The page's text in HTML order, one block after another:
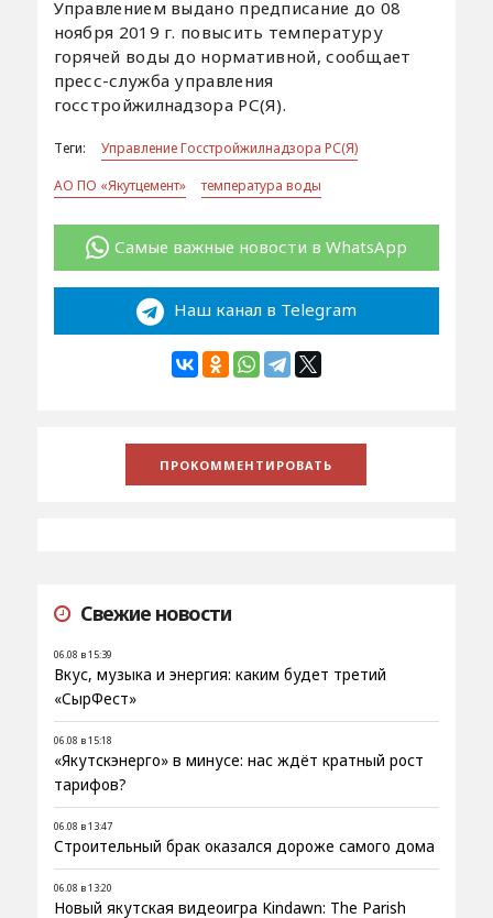
Управлением выдано предписание до 08
ноября 2019 г. повысить температуру
горячей воды до нормативной, сообщает
пресс-служба управления
госстройжилнадзора РС(Я).
Теги:
Управление Госстройжилнадзора РС(Я)
АО ПО «Якутцемент»
температура воды
Самые важные новости в WhatsApp
Наш канал в Telegram
Свежие новости
06.08 в 15:39
Вкус, музыка и энергия: каким будет третий
«СырФест»
06.08 в 15:18
«Якутскэнерго» в минусе: нас ждёт кратный рост
тарифов?
06.08 в 13:47
Строительный брак оказался дороже самого дома
06.08 в 13:20
Новый якутская видеоигра Kindawn: The Parish